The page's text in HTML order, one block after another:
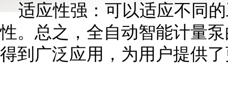
适应性强：可以适应不同的
性。总之，全自动智能计量
得到广泛应用，为用户提供